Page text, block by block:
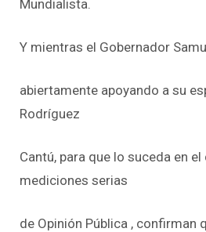
Mundialista.
Y mientras el Gobernador
abiertamente apoyando a su
Rodríguez
Cantú, para que lo suceda en el
mediciones serias
de Opinión Pública , confirman